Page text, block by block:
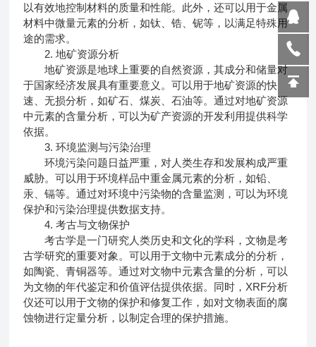
以有效地控制材料的质量和性能。此外，还可以用于金属
材料中微量元素的分析，如钛、锆、铌等，以满足特殊用
途的需求。
2. 地矿资源分析
地矿资源是地球上重要的自然资源，其成分和储量对
于国家经济发展具有重要意义。可以用于地矿资源的快
速、无损分析，如矿石、煤炭、石油等。通过对地矿资源
中元素的含量分析，可以为矿产资源的开发利用提供科学
依据。
3. 环境监测与污染治理
环境污染问题日益严重，对人类生存和发展构成严重
威胁。可以用于环境样品中重金属元素的分析，如铅、
汞、镉等。通过对环境中污染物的含量监测，可以为环境
保护和污染治理提供数据支持。
4. 考古与文物保护
考古学是一门研究人类历史和文化的学科，文物是考
古学研究的重要对象。可以用于文物中元素成分的分析，
如陶瓷、青铜器等。通过对文物中元素含量的分析，可以
为文物的年代鉴定和价值评估提供依据。同时，XRF分析
仪还可以用于文物的保护和修复工作，如对文物表面的腐
蚀物进行定量分析，以制定合理的保护措施。